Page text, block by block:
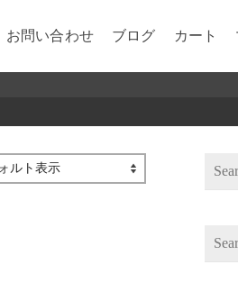
お問い合わせ ブログ カート
Search
Search